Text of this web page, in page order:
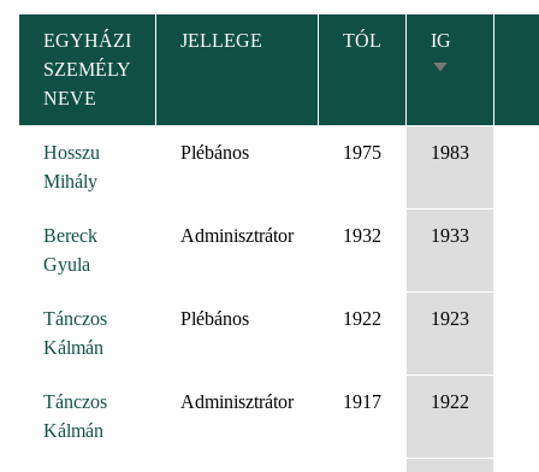
EGYHÁZI
SZEMÉLY
NEVE
JELLEGE TÓL
IG
NÖVEKVŐ
Hosszu
Mihály
Plébános 1975 1983
Bereck
Gyula
Adminisztrátor 1932 1933
Tánczos
Kálmán
Plébános 1922 1923
Tánczos
Kálmán
Adminisztrátor 1917 1922